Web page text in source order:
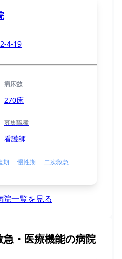
4-19
病床数
270床
募集職種
看護師
期 慢性期
二次救急
一覧を見る
急・医療機能の病院